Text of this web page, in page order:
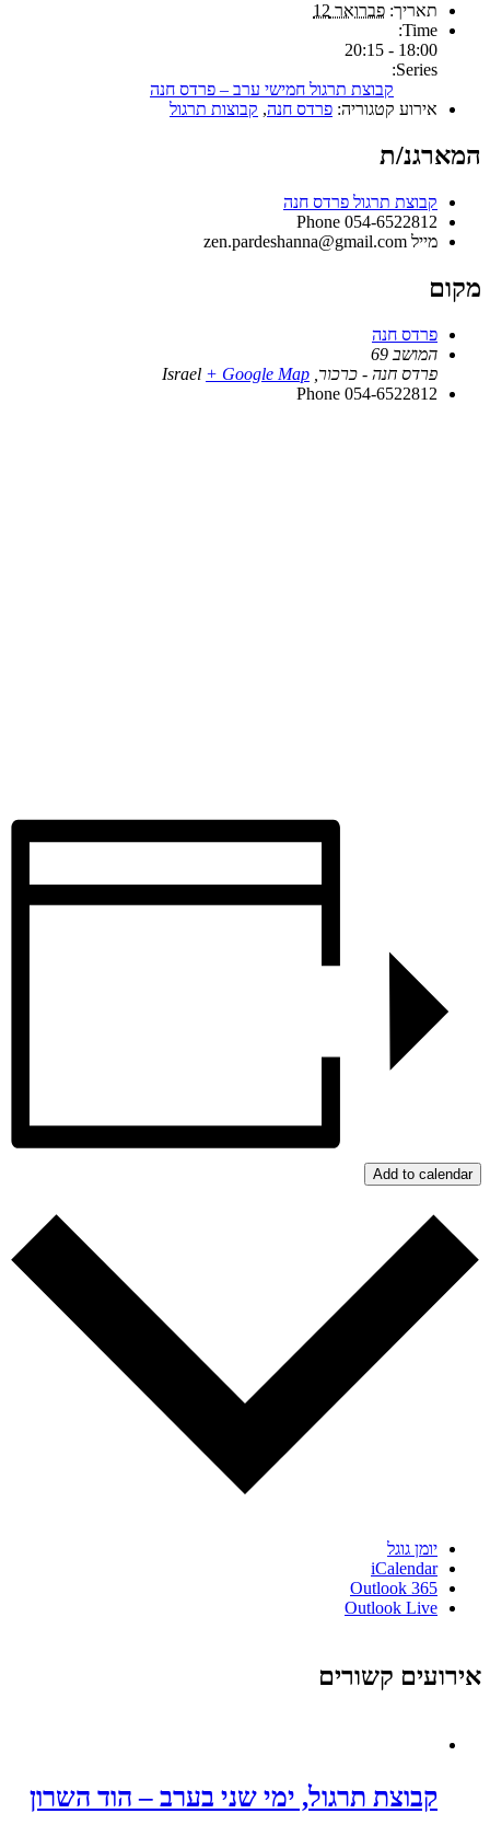
תאריך: פברואר 12
Time:
18:00 - 20:15
Series:
קבוצת תרגול חמישי ערב – פרדס חנה
אירוע קטגוריה: פרדס חנה, קבוצות תרגול
המארגנ/ת
קבוצת תרגול פרדס חנה
Phone 054-6522812
מייל zen.pardeshanna@gmail.com
מקום
פרדס חנה
המושב 69
פרדס חנה - כרכור
Israel + Google Map
Phone 054-6522812
Add to calendar
יומן גוגל
iCalendar
Outlook 365
Outlook Live
אירועים קשורים
קבוצת תרגול, ימי שני בערב – הוד השרון